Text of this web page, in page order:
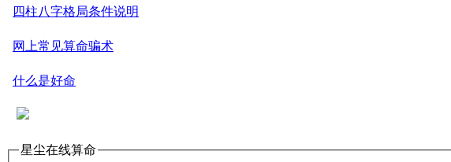
四柱八字格局条件说明
网上常见算命骗术
什么是好命
星尘在线算命